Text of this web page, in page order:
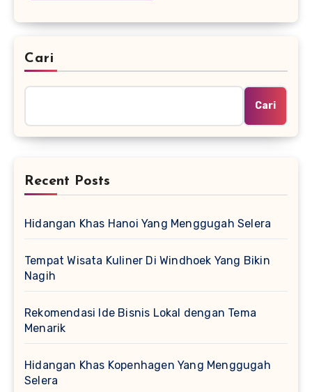
Cari
Cari
Recent Posts
Hidangan Khas Hanoi Yang Menggugah Selera
Tempat Wisata Kuliner Di Windhoek Yang Bikin
Nagih
Rekomendasi Ide Bisnis Lokal dengan Tema
Menarik
Hidangan Khas Kopenhagen Yang Menggugah
Selera